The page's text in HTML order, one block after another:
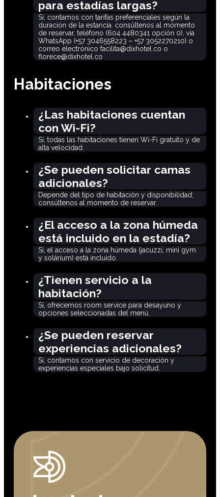
para estadías largas?
Sí, contamos con tarifas preferenciales según la
duración de la estancia. consúltenos al momento
de reservar, teléfono (604 4480341 opción 0), vía
WhatsApp (+57 3046558223 – +57 3052270210) o
correo electrónico facilita@dixhotel.co o
florece@dixhotel.co
Habitaciones
¿Las habitaciones cuentan
con Wi-Fi?
Sí, todas las habitaciones tienen Wi-Fi gratuito y de
alta velocidad.
¿Se pueden solicitar camas
adicionales?
Depende del tipo de habitación y disponibilidad;
consúltenos al momento de reservar.
¿El acceso a la zona húmeda
está incluido en la estadía?
Sí, el acceso a la zona húmeda (jacuzzi, mini gym
y solárium) está incluido.
¿Tienen servicio a la
habitación?
Sí, ofrecemos room service para desayuno y
opciones seleccionadas del menú.
¿Se pueden reservar
experiencias adicionales?
Sí, contamos con servicio de decoración y
experiencias especiales bajo solicitud.